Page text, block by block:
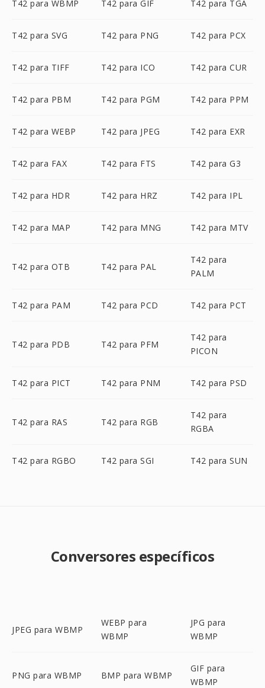
T42 para WBMP T42 para GIF T42 para TGA
T42 para SVG T42 para PNG T42 para PCX
T42 para TIFF T42 para ICO T42 para CUR
T42 para PBM T42 para PGM T42 para PPM
T42 para WEBP T42 para JPEG T42 para EXR
T42 para FAX T42 para FTS T42 para G3
T42 para HDR T42 para HRZ T42 para IPL
T42 para MAP T42 para MNG T42 para MTV
T42 para OTB T42 para PAL
T42 para
PALM
T42 para PAM T42 para PCD T42 para PCT
T42 para PDB T42 para PFM
T42 para
PICON
T42 para PICT T42 para PNM T42 para PSD
T42 para RAS T42 para RGB
T42 para
RGBA
T42 para RGBO T42 para SGI T42 para SUN
Conversores específicos
JPEG para WBMP
WEBP para
WBMP
JPG para
WBMP
PNG para WBMP BMP para WBMP
GIF para
WBMP